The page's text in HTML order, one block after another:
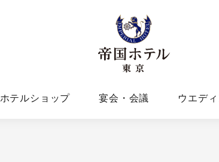
ホテルショップ 宴会・会議 ウエデ